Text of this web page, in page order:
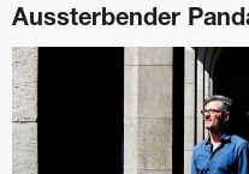
Aussterbender